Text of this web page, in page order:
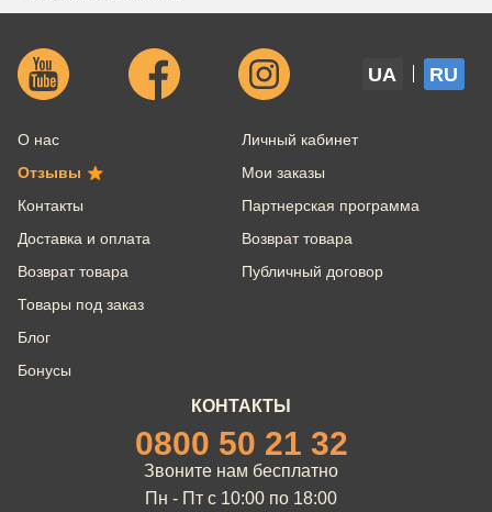
UA RU
О нас
Отзывы
Контакты
Доставка и оплата
Возврат товара
Товары под заказ
Блог
Бонусы
Личный кабинет
Мои заказы
Партнерская программа
Возврат товара
Публичный договор
КОНТАКТЫ
0800 50 21 32
Звоните нам бесплатно
Пн - Пт с 10:00 по 18:00